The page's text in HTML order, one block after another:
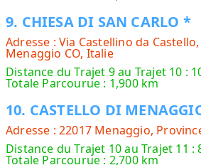
9. CHIESA DI SAN CARLO *
Adresse : Via Castellino da
Menaggio CO, Italie
Distance du Trajet 9 au Trajet 10 :
Totale Parcourue : 1,900 km
10. CASTELLO DI
Adresse : 22017 Menaggio,
Distance du Trajet 10 au Trajet 11 :
Totale Parcourue : 2,700 km